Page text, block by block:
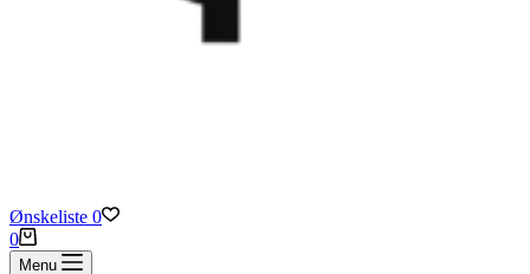
Ønskeliste 0
Indkøbskurv
0
Menu